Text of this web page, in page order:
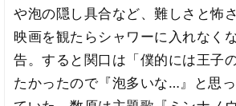
や泡の隠し具合など、難しさと怖
映画を観たらシャワーに入れなく
告。すると関口は「僕的には王子
たかったので『泡多いな…』と思